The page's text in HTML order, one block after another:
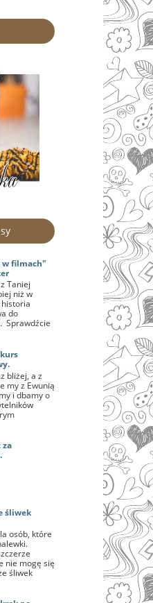
w filmach"
Taniej
niż w
do
Sprawdźcie
bliżej, a z
my z Ewunią
i dbamy o
za
śliwek
osób, które
nie mogę się
śliwek